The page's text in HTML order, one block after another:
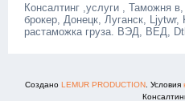
Консалтинг ,услуги , Таможня
брокер, Донецк, Луганск,
растаможка груза. ВЭД, ВЕД,
Создано LEMUR PRODUCTION. Условия